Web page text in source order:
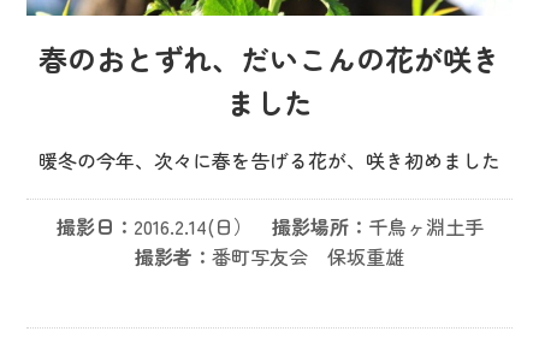
春のおとずれ、だいこんの花が咲き
ました
暖冬の今年、次々に春を告げる花が、咲き初めました
撮影日： 2016.2.14(日） 撮影場所： 千鳥ヶ淵土手
撮影者： 番町写友会 保坂重雄